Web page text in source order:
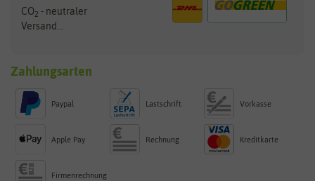
CO2 - neutraler
Versand...
Zahlungsarten
Paypal Lastschrift Vorkasse
Apple Pay Rechnung Kreditkarte
Firmenrechnung